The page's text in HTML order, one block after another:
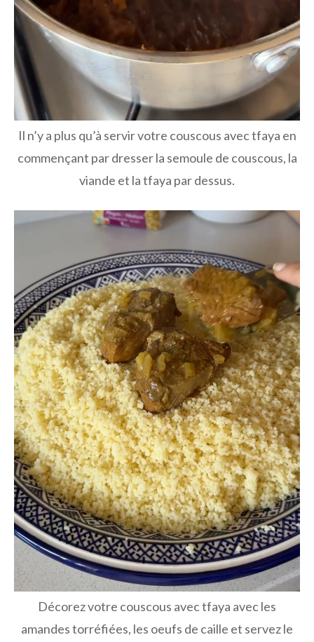
Il n’y a plus qu’à servir votre couscous avec tfaya en
commençant par dresser la semoule de couscous, la
viande et la tfaya par dessus.
Décorez votre couscous avec tfaya avec les
amandes torréfiées, les oeufs de caille et servez le